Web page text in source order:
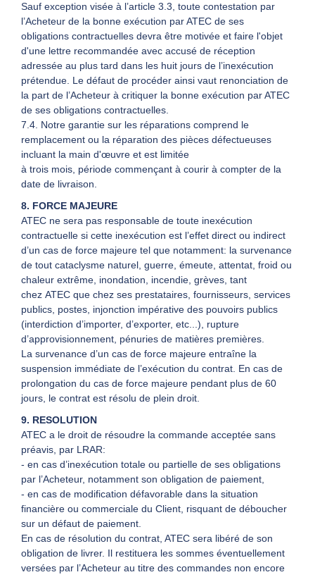
Sauf exception visée à l’article 3.3, toute contestation par
l’Acheteur de la bonne exécution par ATEC de ses
obligations contractuelles devra être motivée et faire l'objet
d'une lettre recommandée avec accusé de réception
adressée au plus tard dans les huit jours de l’inexécution
prétendue. Le défaut de procéder ainsi vaut renonciation de
la part de l’Acheteur à critiquer la bonne exécution par ATEC
de ses obligations contractuelles.
7.4. Notre garantie sur les réparations comprend le
remplacement ou la réparation des pièces défectueuses
incluant la main d'œuvre et est limitée
à trois mois, période commençant à courir à compter de la
date de livraison.
8. FORCE MAJEURE
ATEC ne sera pas responsable de toute inexécution
contractuelle si cette inexécution est l’effet direct ou indirect
d’un cas de force majeure tel que notamment: la survenance
de tout cataclysme naturel, guerre, émeute, attentat, froid ou
chaleur extrême, inondation, incendie, grèves, tant
chez ATEC que chez ses prestataires, fournisseurs, services
publics, postes, injonction impérative des pouvoirs publics
(interdiction d’importer, d’exporter, etc...), rupture
d’approvisionnement, pénuries de matières premières.
La survenance d’un cas de force majeure entraîne la
suspension immédiate de l’exécution du contrat. En cas de
prolongation du cas de force majeure pendant plus de 60
jours, le contrat est résolu de plein droit.
9. RESOLUTION
ATEC a le droit de résoudre la commande acceptée sans
préavis, par LRAR:
- en cas d’inexécution totale ou partielle de ses obligations
par l’Acheteur, notamment son obligation de paiement,
- en cas de modification défavorable dans la situation
financière ou commerciale du Client, risquant de déboucher
sur un défaut de paiement.
En cas de résolution du contrat, ATEC sera libéré de son
obligation de livrer. Il restituera les sommes éventuellement
versées par l’Acheteur au titre des commandes non encore